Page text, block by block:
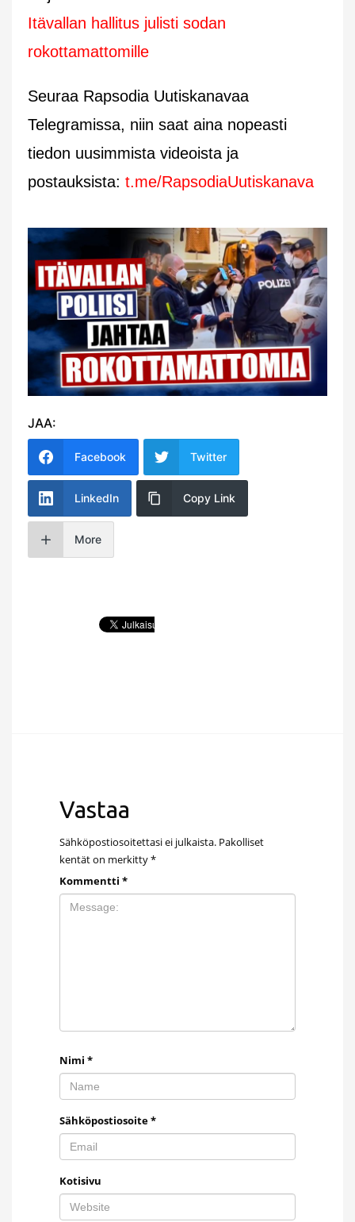
Itävallan hallitus julisti sodan
rokottamattomille
Seuraa Rapsodia Uutiskanavaa
Telegramissa, niin saat aina nopeasti
tiedon uusimmista videoista ja
postauksista: t.me/RapsodiaUutiskanava
JAA:
Facebook Twitter
LinkedIn Copy Link
More
Vastaa
Sähköpostiosoitettasi ei julkaista. Pakolliset
kentät on merkitty*
Kommentti *
Nimi *
Sähköpostiosoite*
Kotisivu